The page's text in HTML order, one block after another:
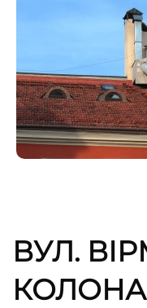
ВУЛ.
КОЛОНА